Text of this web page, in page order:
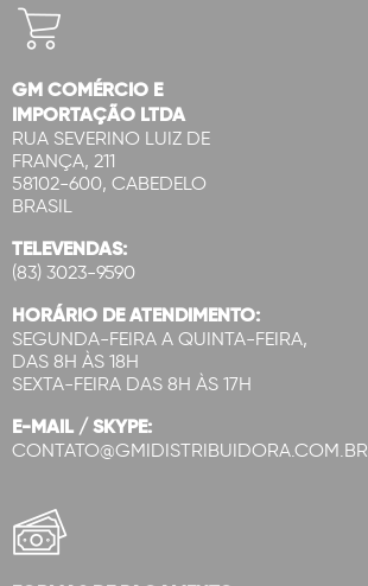
GM COMÉRCIO E
IMPORTAÇÃO LTDA
RUA SEVERINO LUIZ DE
FRANÇA, 211
58102-600, CABEDELO
BRASIL
TELEVENDAS:
(83) 3023-9590
HORÁRIO DE ATENDIMENTO:
SEGUNDA-FEIRA A QUINTA-FEIRA,
DAS 8H ÀS 18H
SEXTA-FEIRA DAS 8H ÀS 17H
E-MAIL / SKYPE:
CONTATO@GMIDISTRIBUIDORA.COM.BR